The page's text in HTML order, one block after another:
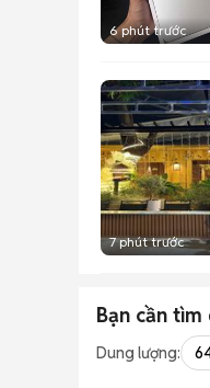
6 phút trước
7 phút trước
Bạn cần tìm
Dung lượng: